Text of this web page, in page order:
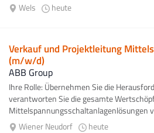
Wels
heute
Verkauf und Projektleitung
(m/w/d)
ABB Group
Ihre Rolle: Übernehmen Sie die
verantworten Sie die gesamte
Mittelspannungsschaltanlagenlösungen
Projektierung...
Wiener Neudorf heute